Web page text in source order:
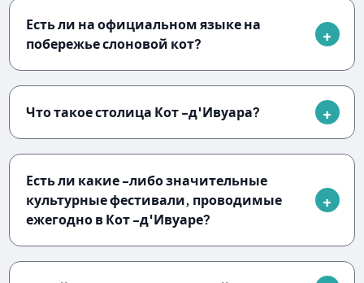
Есть ли на официальном языке на
побережье слоновой кот?
Что такое столица Кот -д'Ивуара?
Есть ли какие -либо значительные
культурные фестивали, проводимые
ежегодно в Кот -д'Ивуаре?